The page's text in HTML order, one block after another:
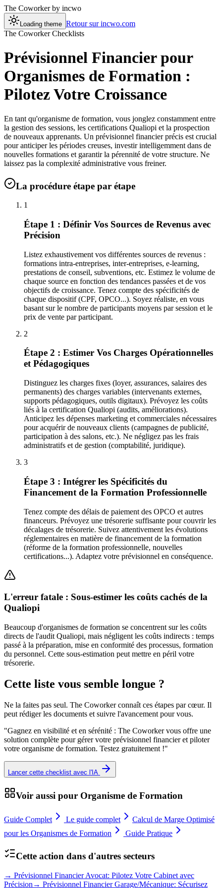
The Coworkerby incwo
Loading theme Retour sur incwo.com
The Coworker Checklists
Prévisionnel Financier pour
Organismes de Formation :
Pilotez Votre Croissance
En tant qu'organisme de formation, vous jonglez constamment entre
la gestion des sessions, les certifications Qualiopi et la prospection
de nouveaux apprenants. Un prévisionnel financier précis est crucial
pour anticiper les périodes creuses, investir intelligemment dans de
nouvelles formations et garantir la pérennité de votre structure. Ne
laissez pas la complexité administrative vous freiner.
La procédure étape par étape
1
Étape 1 : Définir Vos Sources de Revenus avec
Précision
Listez exhaustivement vos différentes sources de revenus :
formations intra-entreprises, inter-entreprises, e-learning,
prestations de conseil, subventions, etc. Estimez le volume de
chaque source en fonction des tendances passées et de vos
objectifs de croissance. Tenez compte des spécificités de
chaque dispositif (CPF, OPCO...). Soyez réaliste, en vous
basant sur le nombre de participants moyens par session et le
prix de vente par participant.
2
Étape 2 : Estimer Vos Charges Opérationnelles
et Pédagogiques
Distinguez les charges fixes (loyer, assurances, salaires des
permanents) des charges variables (intervenants externes,
supports pédagogiques, outils digitaux). Prévoyez les coûts
liés à la certification Qualiopi (audits, améliorations).
Anticipez les dépenses marketing et commerciales nécessaires
pour acquérir de nouveaux clients (campagnes de publicité,
participation à des salons, etc.). Ne négligez pas les frais
administratifs et de gestion (comptabilité, juridique).
3
Étape 3 : Intégrer les Spécificités du
Financement de la Formation Professionnelle
Tenez compte des délais de paiement des OPCO et autres
financeurs. Prévoyez une trésorerie suffisante pour couvrir les
décalages de trésorerie. Suivez attentivement les évolutions
réglementaires en matière de financement de la formation
(réforme de la formation professionnelle, nouvelles
certifications...). Adaptez votre prévisionnel en conséquence.
L'erreur fatale : Sous-estimer les coûts cachés de la
Qualiopi
Beaucoup d'organismes de formation se concentrent sur les coûts
directs de l'audit Qualiopi, mais négligent les coûts indirects : temps
passé à la préparation, mise en conformité des processus, formation
du personnel. Cette sous-estimation peut mettre en péril votre
trésorerie.
Cette liste vous semble longue ?
Ne la faites pas seul. The Coworker connaît ces étapes par cœur. Il
peut rédiger les documents et suivre l'avancement pour vous.
"Gagnez en visibilité et en sérénité : The Coworker vous offre une
solution complète pour gérer votre prévisionnel financier et piloter
votre organisme de formation. Testez gratuitement !"
Lancer cette checklist avec l'IA
Voir aussi pour Organisme de Formation
Guide Complet Le guide complet
Calcul de Marge Optimisé
pour les Organismes de Formation
Guide Pratique
Cette action dans d'autres secteurs
→ Prévisionnel Financier Avocat: Pilotez Votre Cabinet avec
Précision → Prévisionnel Financier Garage/Mécanique: Sécurisez